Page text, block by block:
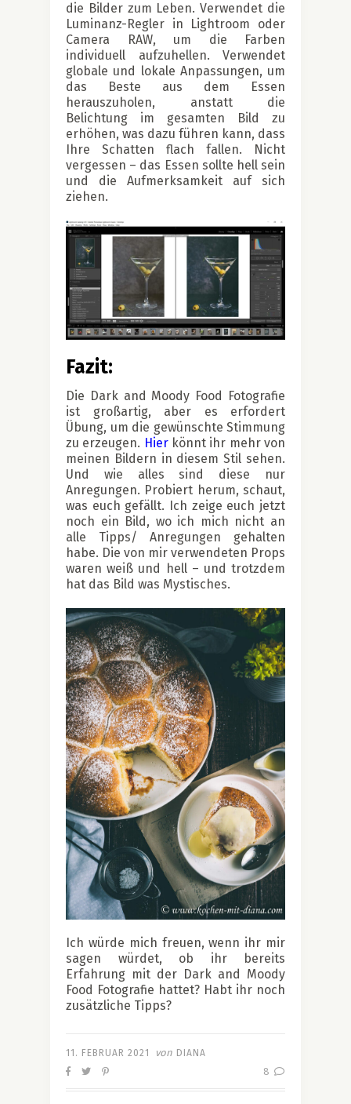
die Bilder zum Leben. Verwendet die
Luminanz-Regler in Lightroom oder
Camera RAW, um die Farben
individuell aufzuhellen. Verwendet
globale und lokale Anpassungen, um
das Beste aus dem Essen
herauszuholen, anstatt die
Belichtung im gesamten Bild zu
erhöhen, was dazu führen kann, dass
Ihre Schatten flach fallen. Nicht
vergessen – das Essen sollte hell sein
und die Aufmerksamkeit auf sich
ziehen.
Fazit:
Die Dark and Moody Food Fotografie
ist großartig, aber es erfordert
Übung, um die gewünschte Stimmung
zu erzeugen. Hierkönnt ihr mehr von
meinen Bildern in diesem Stil sehen.
Und wie alles sind diese nur
Anregungen. Probiert herum, schaut,
was euch gefällt. Ich zeige euch jetzt
noch ein Bild, wo ich mich nicht an
alle Tipps/ Anregungen gehalten
habe. Die von mir verwendeten Props
waren weiß und hell – und trotzdem
hat das Bild was Mystisches.
Ich würde mich freuen, wenn ihr mir
sagen würdet, ob ihr bereits
Erfahrung mit der Dark and Moody
Food Fotografie hattet? Habt ihr noch
zusätzliche Tipps?
11. FEBRUAR 2021 von DIANA
8